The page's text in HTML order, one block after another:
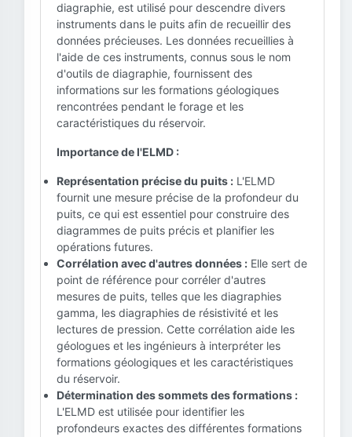
diagraphie, est utilisé pour descendre divers
instruments dans le puits afin de recueillir des
données précieuses. Les données recueillies à
l'aide de ces instruments, connus sous le nom
d'outils de diagraphie, fournissent des
informations sur les formations géologiques
rencontrées pendant le forage et les
caractéristiques du réservoir.
Importance de l'ELMD :
Représentation précise du puits : L'ELMD
fournit une mesure précise de la profondeur du
puits, ce qui est essentiel pour construire des
diagrammes de puits précis et planifier les
opérations futures.
Corrélation avec d'autres données : Elle sert de
point de référence pour corréler d'autres
mesures de puits, telles que les diagraphies
gamma, les diagraphies de résistivité et les
lectures de pression. Cette corrélation aide les
géologues et les ingénieurs à interpréter les
formations géologiques et les caractéristiques
du réservoir.
Détermination des sommets des formations :
L'ELMD est utilisée pour identifier les
profondeurs exactes des différentes formations